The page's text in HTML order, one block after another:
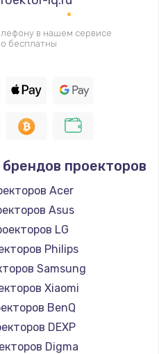
в нашем сервисе
бесплатны
проекторов
Acer
Asus
LG
Philips
Samsung
Xiaomi
BenQ
DEXP
Digma